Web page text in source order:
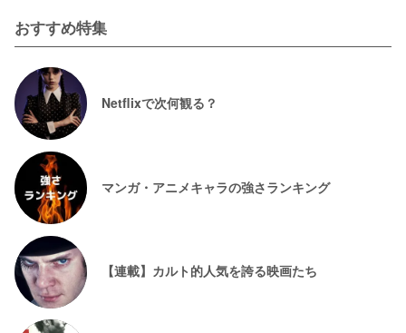
おすすめ特集
Netflixで次何観る？
マンガ・アニメキャラの強さランキング
【連載】カルト的人気を誇る映画たち